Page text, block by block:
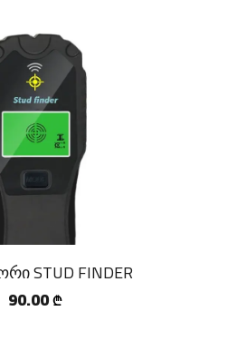
STUD FINDER
90.00 ₾